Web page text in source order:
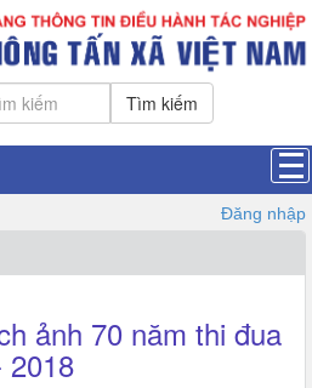
Tìm kiếm
Đăng nhập
ảnh 70 năm thi đua
2018